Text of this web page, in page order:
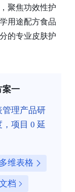
聚焦功效性护
用途配方食品
的专业皮肤护
案一
管理产品研
项目 0 延
维表格
档